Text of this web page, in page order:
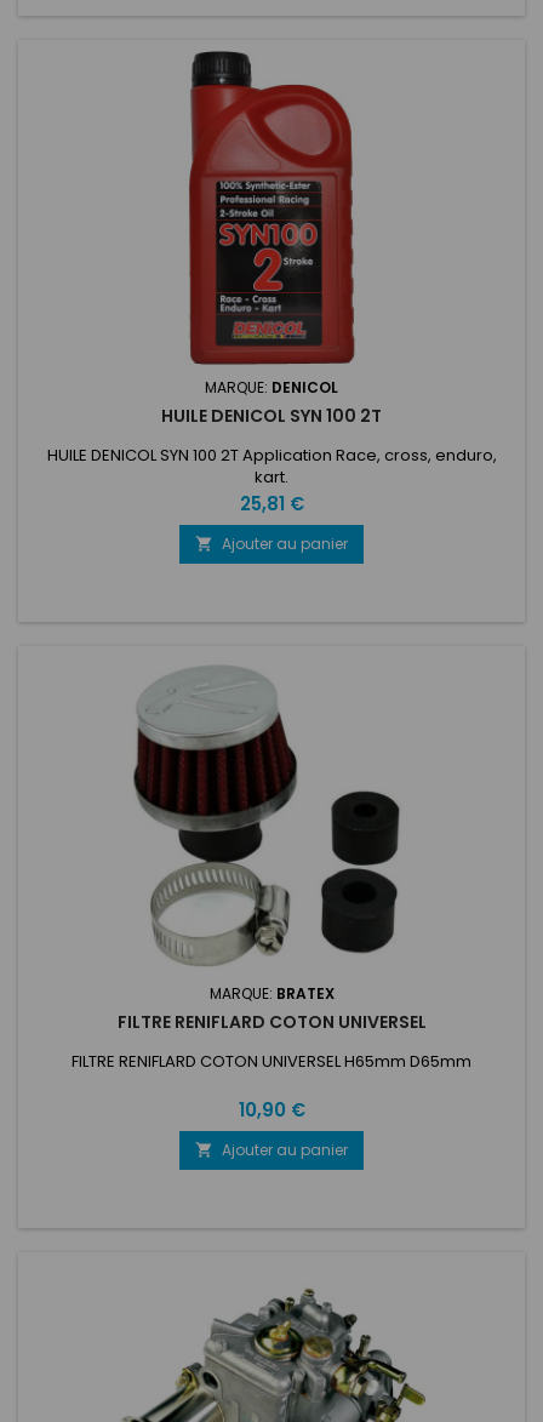
MARQUE: DENICOL
HUILE DENICOL SYN 100 2T
HUILE DENICOL SYN 100 2T Application Race, cross, enduro,
kart.
Prix
25,81 €
 Ajouter au panier
MARQUE: BRATEX
FILTRE RENIFLARD COTON UNIVERSEL
FILTRE RENIFLARD COTON UNIVERSEL H65mm D65mm
Prix
10,90 €
 Ajouter au panier